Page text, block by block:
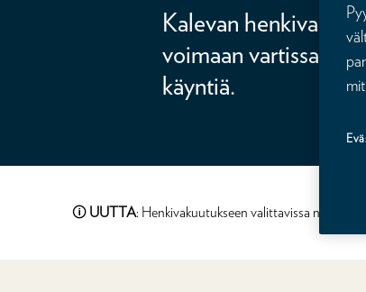
Kalevan
voimaan vartissa,
käyntiä.
🛈 UUTTA: Henkivakuutukseen valittavissa nyt